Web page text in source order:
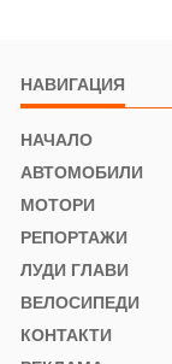
НАВИГАЦИЯ
НАЧАЛО
АВТОМОБИЛИ
МОТОРИ
РЕПОРТАЖИ
ЛУДИ ГЛАВИ
ВЕЛОСИПЕДИ
КОНТАКТИ